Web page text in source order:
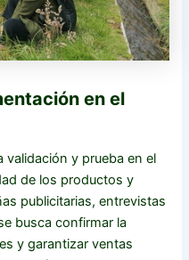
en el
validación y prueba en el
de los productos y
publicitarias, entrevistas
busca confirmar la
y garantizar ventas